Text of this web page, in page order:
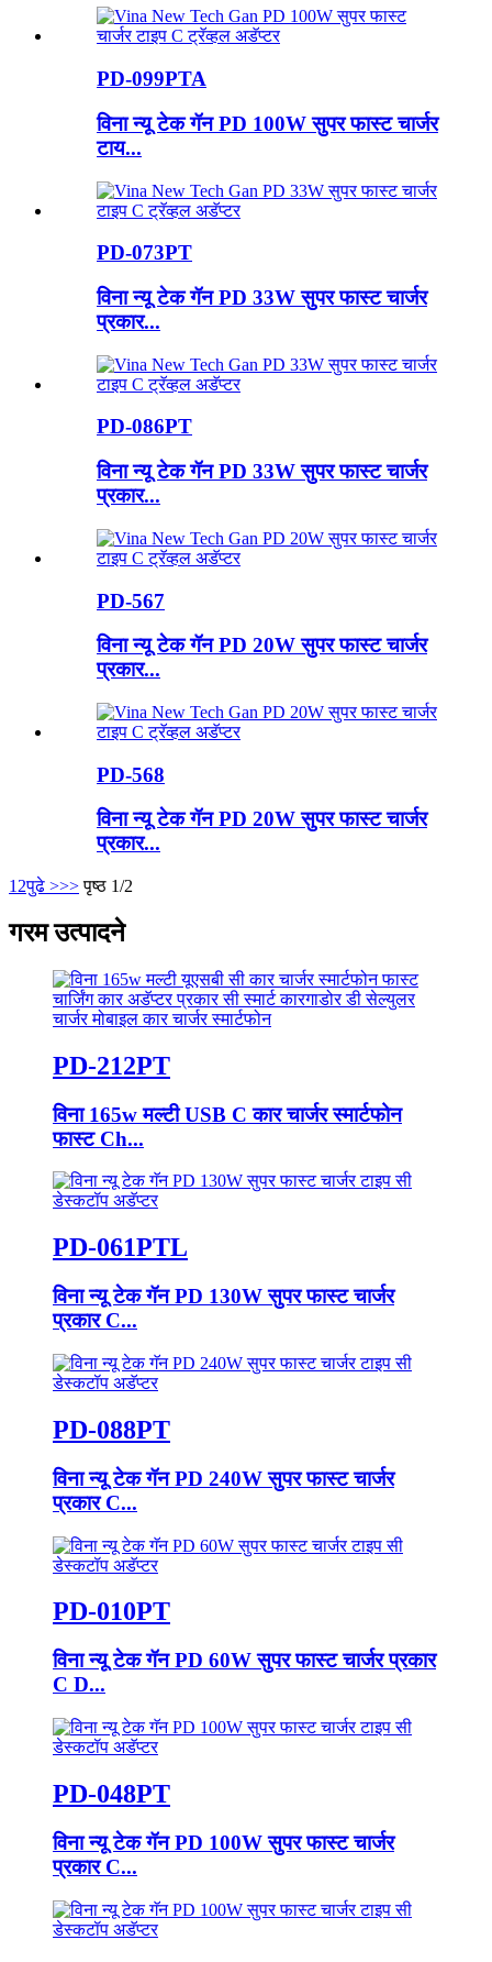
PD-099PTA
विना न्यू टेक गॅन PD 100W सुपर फास्ट चार्जर
टाय...
PD-073PT
विना न्यू टेक गॅन PD 33W सुपर फास्ट चार्जर
प्रकार...
PD-086PT
विना न्यू टेक गॅन PD 33W सुपर फास्ट चार्जर
प्रकार...
PD-567
विना न्यू टेक गॅन PD 20W सुपर फास्ट चार्जर
प्रकार...
PD-568
विना न्यू टेक गॅन PD 20W सुपर फास्ट चार्जर
प्रकार...
1 2पुढे >>> पृष्ठ 1/2
गरम उत्पादने
PD-212PT
विना 165w मल्टी USB C कार चार्जर स्मार्टफोन
फास्ट Ch...
PD-061PTL
विना न्यू टेक गॅन PD 130W सुपर फास्ट चार्जर
प्रकार C...
PD-088PT
विना न्यू टेक गॅन PD 240W सुपर फास्ट चार्जर
प्रकार C...
PD-010PT
विना न्यू टेक गॅन PD 60W सुपर फास्ट चार्जर प्रकार
C D...
PD-048PT
विना न्यू टेक गॅन PD 100W सुपर फास्ट चार्जर
प्रकार C...